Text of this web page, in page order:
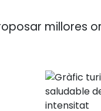
millores